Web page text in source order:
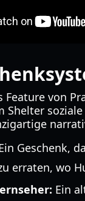
Feature von
soziale
Geschenk,
erraten, wo
Ein